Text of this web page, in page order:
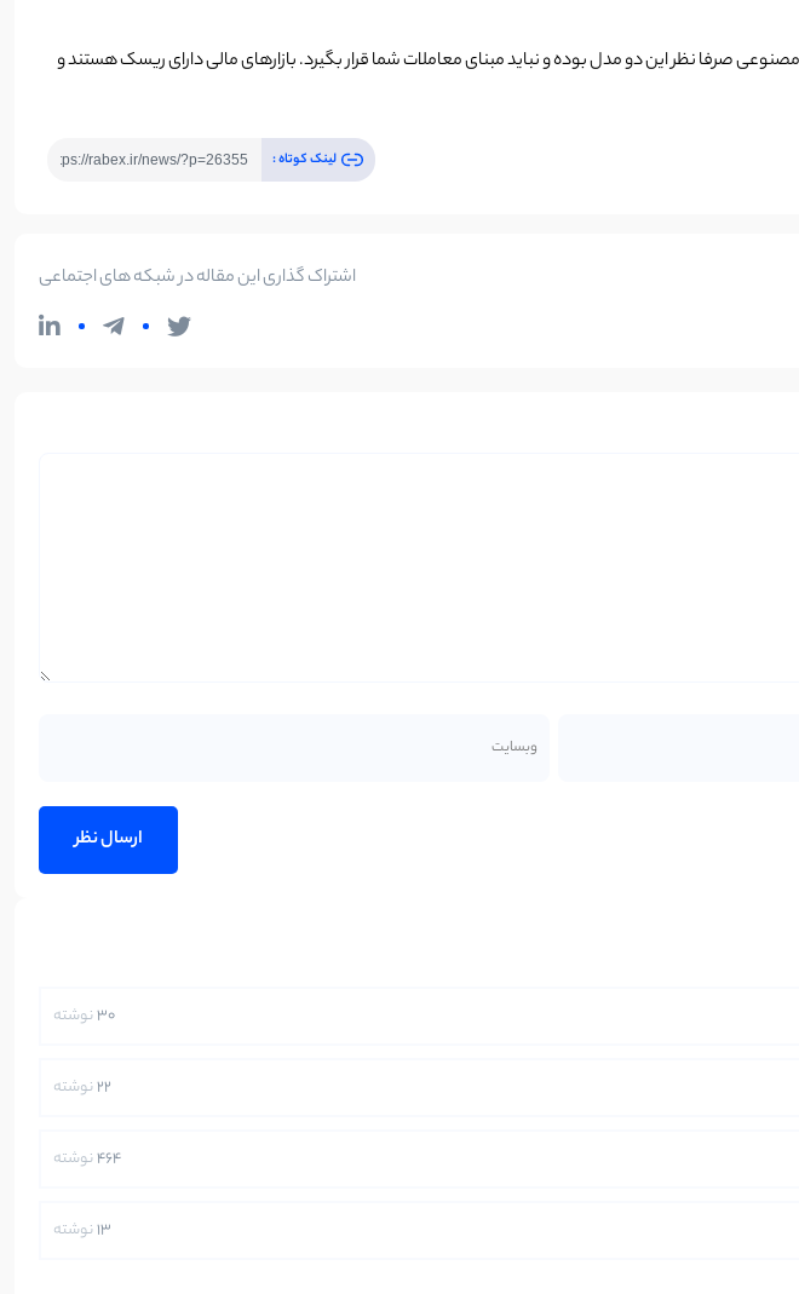
صرفا نظر این دو مدل بوده و نباید مبنای معاملات شما قرار بگیرد. بازارهای مالی دارای ریسک هستند و
لینک کوتاه :
اشتراک گذاری این مقاله در شبکه های اجتماعی
30نوشته
22نوشته
464نوشته
13نوشته